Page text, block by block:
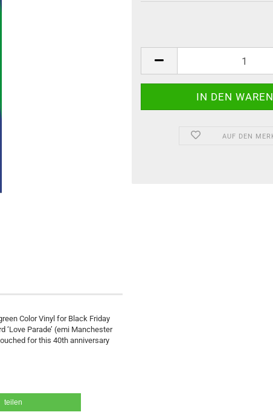
AUF DEN
Color Vinyl for Black Friday
‘Love Parade’ (emi Manchester
for this 40th anniversary
teilen